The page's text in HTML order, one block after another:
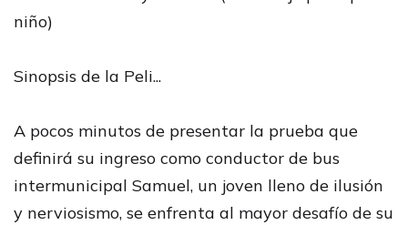
niño)
Sinopsis de la Peli...
A pocos minutos de presentar la prueba que
definirá su ingreso como conductor de bus
intermunicipal Samuel, un joven lleno de ilusión
y nerviosismo, se enfrenta al mayor desafío de su